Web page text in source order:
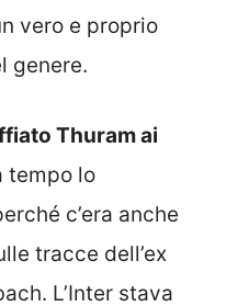
vero e proprio
genere.
Thuram ai
tempo lo
c’era anche
tracce dell’ex
L’Inter stava